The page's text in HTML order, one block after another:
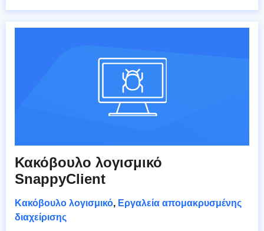
Κακόβουλο λογισμικό
SnappyClient
Κακόβουλο λογισμικό, Εργαλεία απομακρυσμένης
διαχείρισης